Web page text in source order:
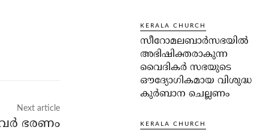
Next article
ഭരണം
KERALA CHURCH
സീറോമലബാർസഭയിൽ
അഭിഷിക്തരാകുന്ന
വൈദികർ സഭയുടെ
ഔദ്യോഗികമായ വിശുദ്ധ
കുർബാന ചെല്ലണം
KERALA CHURCH